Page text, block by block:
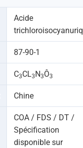
Acide
87-90-1
C3CL3 N3Ô3
Chine
COA / FDS / DT /
Spécification
disponible sur